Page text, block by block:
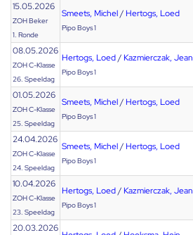
15.05.2026
ZOH Beker
1. Ronde
Smeets, Michel/ Hertogs, Loed
Pipo Boys 1
08.05.2026
ZOH C-Klasse
26. Speeldag
Hertogs, Loed/ Kazmierczak, Jean
Pipo Boys 1
01.05.2026
ZOH C-Klasse
25. Speeldag
Smeets, Michel/ Hertogs, Loed
Pipo Boys 1
24.04.2026
ZOH C-Klasse
24. Speeldag
Smeets, Michel/ Hertogs, Loed
Pipo Boys 1
10.04.2026
ZOH C-Klasse
23. Speeldag
Hertogs, Loed/ Kazmierczak, Jean
Pipo Boys 1
20.03.2026